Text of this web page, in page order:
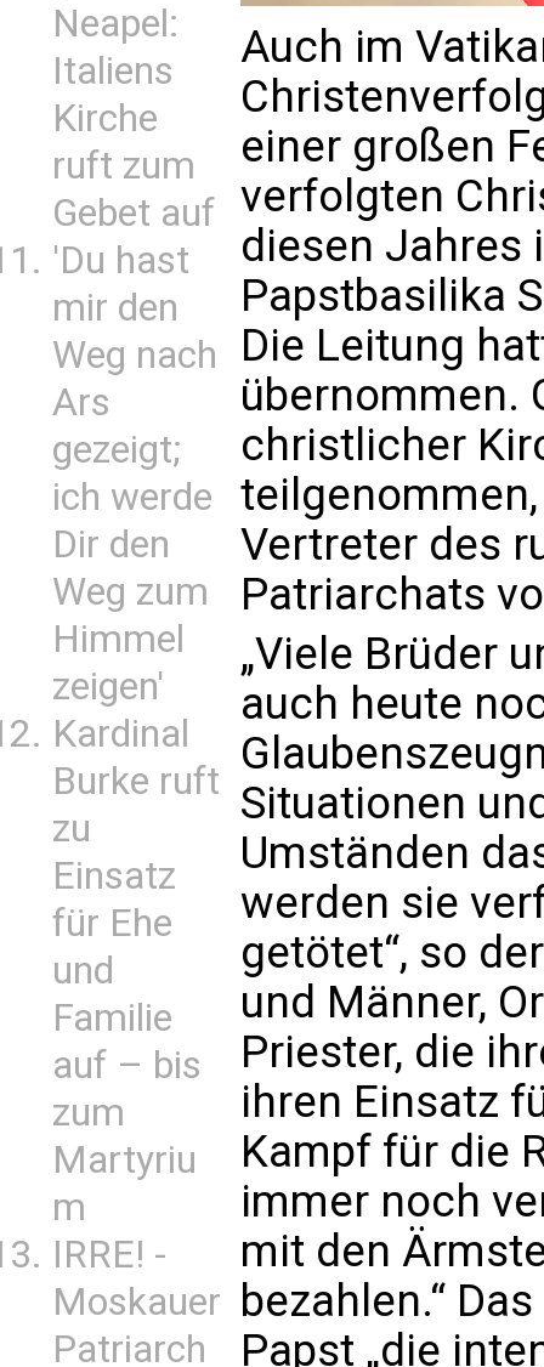
Neapel:
Italiens
Kirche
ruft zum
Gebet auf
'Du hast
mir den
Weg nach
Ars
gezeigt;
ich werde
Dir den
Weg zum
Himmel
zeigen'
Kardinal
Burke ruft
zu
Einsatz
für Ehe
und
Familie
auf – bis
zum
Martyriu
m
IRRE! -
Moskauer
Patriarch
Auch im
einer großen
verfolgten
diesen Jahres
Papstbasilika
Die Leitung
übernommen.
christlicher
Vertreter des
Patriarchats
„Viele Brüder
auch heute
Situationen
Umständen
werden sie
getötet“, so
und Männer,
Priester, die
ihren Einsatz
Kampf für die
immer noch
mit den
bezahlen.“
Papst „die